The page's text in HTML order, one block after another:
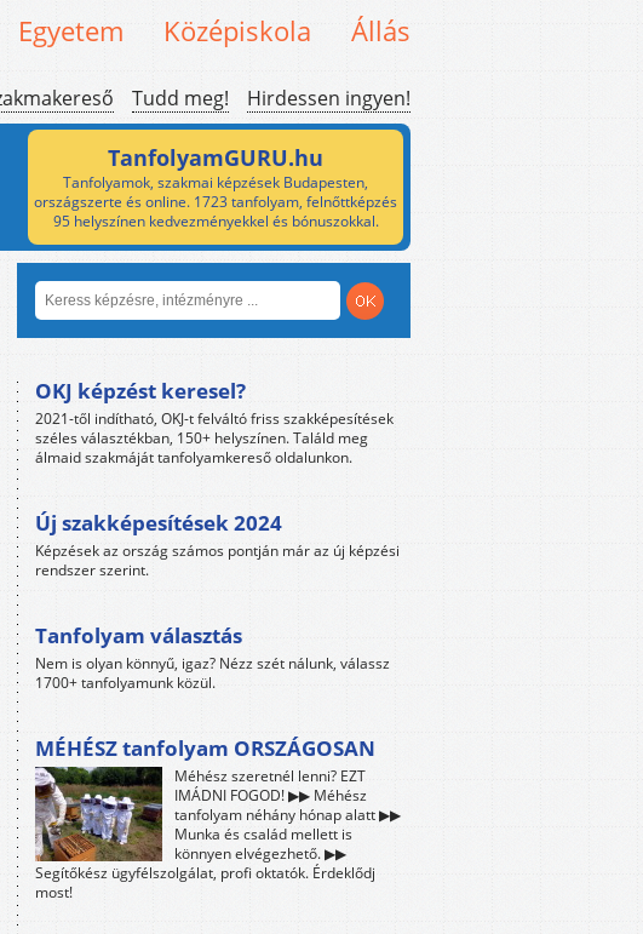
Egyetem Középiskola Állás
Tudd meg! Hirdessen ingyen!
TanfolyamGURU.hu
Tanfolyamok, szakmai képzések Budapesten,
országszerte és online. 1723 tanfolyam, felnőttképzés
95 helyszínen kedvezményekkel és bónuszokkal.
OKJ képzést keresel?
2021-től indítható, OKJ-t felváltó friss szakképesítések
széles választékban, 150+ helyszínen. Találd meg
álmaid szakmáját tanfolyamkereső oldalunkon.
Új szakképesítések 2024
Képzések az ország számos pontján már az új képzési
rendszer szerint.
Tanfolyam választás
Nem is olyan könnyű, igaz? Nézz szét nálunk, válassz
1700+ tanfolyamunk közül.
MÉHÉSZ tanfolyam ORSZÁGOSAN
Méhész szeretnél lenni? EZT
IMÁDNI FOGOD! ▶▶ Méhész
tanfolyam néhány hónap alatt ▶▶
Munka és család mellett is
könnyen elvégezhető. ▶▶
Segítőkész ügyfélszolgálat, profi oktatók. Érdeklődj
most!